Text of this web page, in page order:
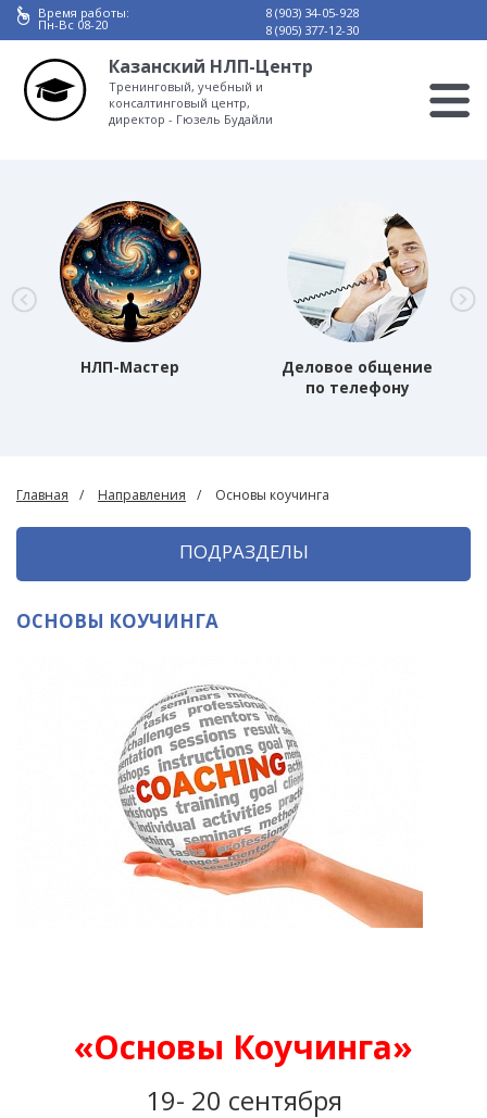
Время работы:
Пн-Вс 08-20
8 (903) 34-05-928
8 (905) 377-12-30
Казанский НЛП-Центр
Тренинговый, учебный и
консалтинговый центр,
директор - Гюзель Будайли
НЛП-Мастер
Деловое общение
по телефону
Главная Направления Основы коучинга
ПОДРАЗДЕЛЫ
ОСНОВЫ КОУЧИНГА
«Основы Коучинга»
19- 20 сентября